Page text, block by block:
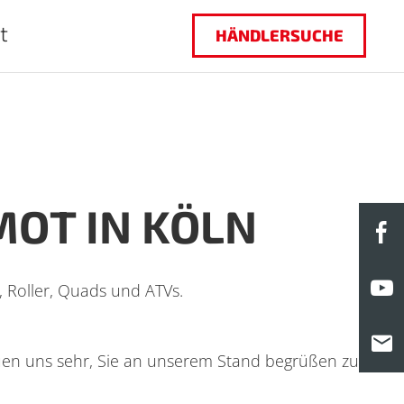
HÄNDLERSUCHE
IN KÖLN
Quads und ATVs.
uns sehr, Sie an unserem Stand begrüßen zu
F
Y
M